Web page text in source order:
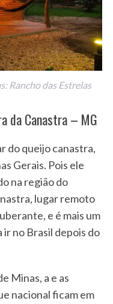
Rancho das Estrelas
da Canastra – MG
do queijo canastra,
Gerais. Pois ele
na região do
lugar remoto
e é mais um
ir no Brasil depois do
Minas, a e as
nacional ficam em